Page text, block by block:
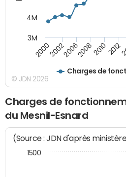
Charges de
20002002200620082010 2012
3M
4M
© JDN 2026
Charges de
du Mesnil-Esnard
(Source : JDN d'après
1500